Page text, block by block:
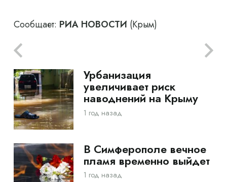
Сообщает: РИА НОВОСТИ (Крым)
Урбанизация
увеличивает риск
наводнений на Крыму
1 год назад
В Симферополе вечное
пламя временно выйдет
1 год назад